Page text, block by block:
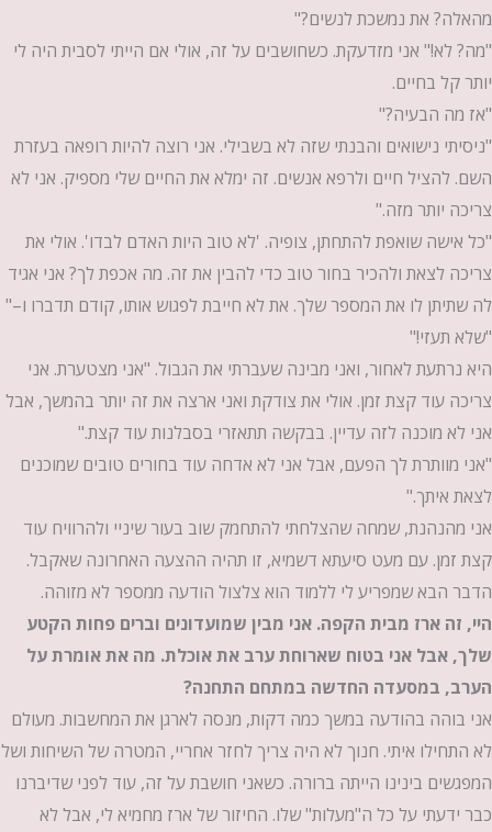
מהאלה? את נמשכת לנשים?"
"מה? לא!" אני מזדעקת. כשחושבים על זה, אולי אם הייתי לסבית היה לי
יותר קל בחיים.
"אז מה הבעיה?"
"ניסיתי נישואים והבנתי שזה לא בשבילי. אני רוצה להיות רופאה בעזרת
השם. להציל חיים ולרפא אנשים. זה ימלא את החיים שלי מספיק. אני לא
צריכה יותר מזה."
"כל אישה שואפת להתחתן, צופיה. 'לא טוב היות האדם לבדו'. אולי את
צריכה לצאת ולהכיר בחור טוב כדי להבין את זה. מה אכפת לך? אני אגיד
לה שתיתן לו את המספר שלך. את לא חייבת לפגוש אותו, קודם תדברו ו–"
"שלא תעזי!"
היא נרתעת לאחור, ואני מבינה שעברתי את הגבול. "אני מצטערת. אני
צריכה עוד קצת זמן. אולי את צודקת ואני ארצה את זה יותר בהמשך, אבל
אני לא מוכנה לזה עדיין. בבקשה תתאזרי בסבלנות עוד קצת."
"אני מוותרת לך הפעם, אבל אני לא אדחה עוד בחורים טובים שמוכנים
לצאת איתך."
אני מהנהנת, שמחה שהצלחתי להתחמק שוב בעור שיניי ולהרוויח עוד
קצת זמן. עם מעט סיעתא דשמיא, זו תהיה ההצעה האחרונה שאקבל.
הדבר הבא שמפריע לי ללמוד הוא צלצול הודעה ממספר לא מזוהה.
היי, זה ארז מבית הקפה. אני מבין שמועדונים וברים פחות הקטע
שלך, אבל אני בטוח שארוחת ערב את אוכלת. מה את אומרת על
הערב, במסעדה החדשה במתחם התחנה?
אני בוהה בהודעה במשך כמה דקות, מנסה לארגן את המחשבות. מעולם
לא התחילו איתי. חנוך לא היה צריך לחזר אחריי, המטרה של השיחות ושל
המפגשים בינינו הייתה ברורה. כשאני חושבת על זה, עוד לפני שדיברנו
כבר ידעתי על כל ה"מעלות" שלו. החיזור של ארז מחמיא לי, אבל לא